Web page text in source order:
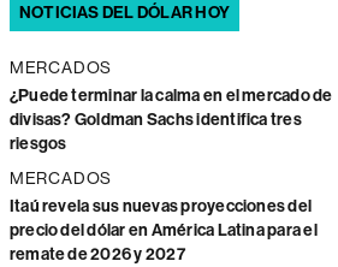
NOTICIAS DEL DÓLAR HOY
MERCADOS
¿Puede terminar la calma en el mercado de
divisas? Goldman Sachs identifica tres
riesgos
MERCADOS
Itaú revela sus nuevas proyecciones del
precio del dólar en América Latina para el
remate de 2026 y 2027